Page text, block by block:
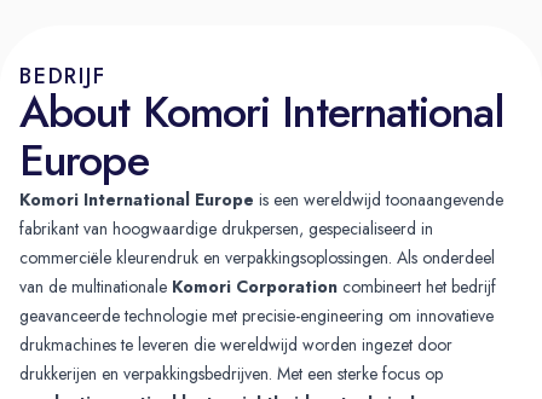
BEDRIJF
About Komori International
Europe
Komori International Europe is een wereldwijd toonaangevende
fabrikant van hoogwaardige drukpersen, gespecialiseerd in
commerciële kleurendruk en verpakkingsoplossingen. Als onderdeel
van de multinationale Komori Corporation combineert het bedrijf
geavanceerde technologie met precisie-engineering om innovatieve
drukmachines te leveren die wereldwijd worden ingezet door
drukkerijen en verpakkingsbedrijven. Met een sterke focus op